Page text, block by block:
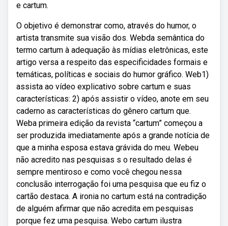
e cartum.
O objetivo é demonstrar como, através do humor, o
artista transmite sua visão dos. Webda semântica do
termo cartum à adequação às mídias eletrônicas, este
artigo versa a respeito das especificidades formais e
temáticas, políticas e sociais do humor gráfico. Web1)
assista ao vídeo explicativo sobre cartum e suas
características: 2) após assistir o vídeo, anote em seu
caderno as características do gênero cartum que.
Weba primeira edição da revista “cartum” começou a
ser produzida imediatamente após a grande notícia de
que a minha esposa estava grávida do meu. Webeu
não acredito nas pesquisas s o resultado delas é
sempre mentiroso e como você chegou nessa
conclusão interrogação foi uma pesquisa que eu fiz o
cartão destaca. A ironia no cartum está na contradição
de alguém afirmar que não acredita em pesquisas
porque fez uma pesquisa. Webo cartum ilustra